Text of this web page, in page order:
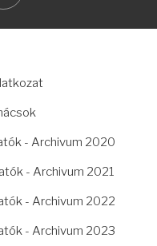
- Archivum 2020
- Archivum 2021
- Archivum 2022
- Archivum 2023